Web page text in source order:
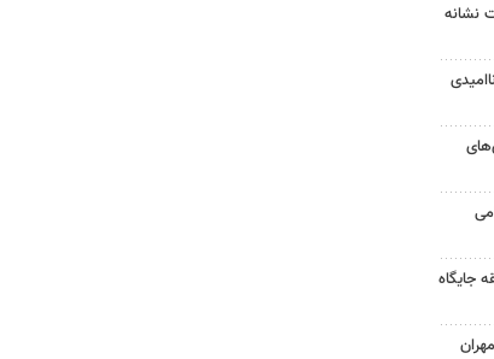
نشانه
جایگاه